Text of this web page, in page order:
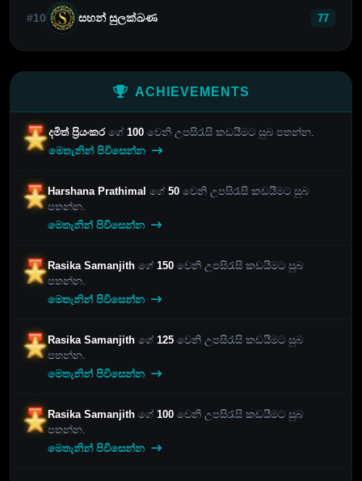
#10 සහන් සුලක්ඛණ 77
ACHIEVEMENTS
දමිත් ප්‍රියංකර ගේ 100 වෙනි උපසිරැසි කඩයීමට සුබ පතන්න.
මෙතැනින් පිවිසෙන්න
Harshana Prathimal ගේ 50වෙනි උපසිරැසි කඩයීමට සුබ
පතන්න.
මෙතැනින් පිවිසෙන්න
Rasika Samanjithගේ150 වෙනි උපසිරැසි කඩයීමට සුබ
පතන්න.
මෙතැනින් පිවිසෙන්න
Rasika Samanjithගේ125 වෙනි උපසිරැසි කඩයීමට සුබ
පතන්න.
මෙතැනින් පිවිසෙන්න
Rasika Samanjithගේ100 වෙනි උපසිරැසි කඩයීමට සුබ
පතන්න.
මෙතැනින් පිවිසෙන්න